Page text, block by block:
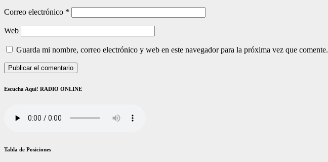
Correo electrónico *
Web
Guarda mi nombre, correo electrónico y web en este navegador para la próxima vez que comente.
Escucha Aquí! RADIO ONLINE
Tabla de Posiciones